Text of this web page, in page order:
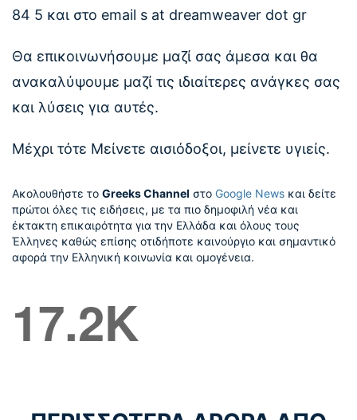
84 5 και στο email s at dreamweaver dot gr
Θα επικοινωνήσουμε μαζί σας άμεσα και θα
ανακαλύψουμε μαζί τις ιδιαίτερες ανάγκες σας
και λύσεις για αυτές.
Μέχρι τότε Μείνετε αισιόδοξοι, μείνετε υγιείς.
Ακολουθήστε το Greeks Channel στο Google News και δείτε
πρώτοι όλες τις ειδήσεις, με τα πιο δημοφιλή νέα και
έκτακτη επικαιρότητα για την Ελλάδα και όλους τους
Έλληνες καθώς επίσης οτιδήποτε καινούργιο και σημαντικό
αφορά την Ελληνική κοινωνία και ομογένεια.
17.2K